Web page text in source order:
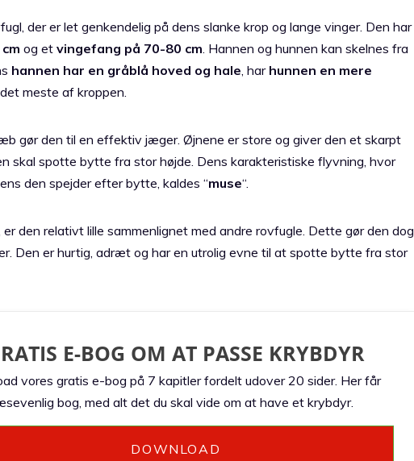
der er let genkendelig på dens slanke krop og lange vinger. Den har
og et vingefang på 70-80 cm . Hannen og hunnen kan skelnes fra
hannen har en gråblå hoved og hale , har hunnen en mere
meste af kroppen.
gør den til en effektiv jæger. Øjnene er store og giver den et skarpt
skal spotte bytte fra stor højde. Dens karakteristiske flyvning, hvor
den spejder efter bytte, kaldes “muse“.
den relativt lille sammenlignet med andre rovfugle. Dette gør den dog
Den er hurtig, adræt og har en utrolig evne til at spotte bytte fra stor
E-BOG OM AT PASSE KRYBDYR
vores gratis e-bog på 7 kapitler fordelt udover 20 sider. Her får
bog, med alt det du skal vide om at have et krybdyr.
DOWNLOAD